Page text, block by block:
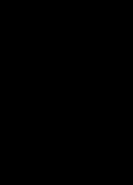
论服务提
：
息认证，